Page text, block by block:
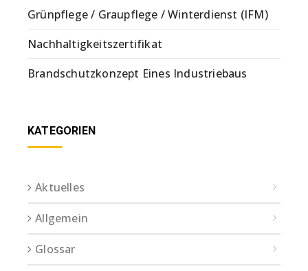
Grünpflege / Graupflege / Winterdienst (IFM)
Nachhaltigkeitszertifikat
Brandschutzkonzept Eines Industriebaus
KATEGORIEN
Aktuelles
Allgemein
Glossar